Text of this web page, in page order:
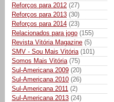
Reforços para 2012 (27)
Reforços para 2013 (30)
Reforços para 2014 (23)
Relacionados para jogo (155)
Revista Vitória Magazine (5)
SMV - Sou Mais Vitória (101)
Somos Mais Vitória (75)
Sul-Americana 2009 (20)
Sul-Americana 2010 (26)
Sul-Americana 2011 (2)
Sul-Americana 2013 (24)